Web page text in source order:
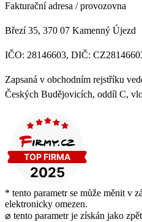
Fakturační adresa / provozovna
Březí 35, 370 07 Kamenný Újezd
IČO: 28146603, DIČ:
Zapsaná v obchodním rejstříku
Českých Budějovicích, oddíl C,
* tento parametr se může měnit v
elektronicky omezen.
⌀ tento parametr je získán jako